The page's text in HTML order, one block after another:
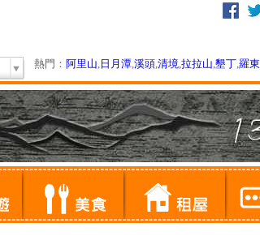
熱門： 阿里山, 日月潭,溪頭,清境,拉拉山,墾丁,羅東